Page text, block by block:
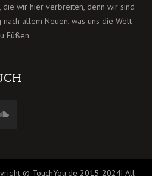
die wir hier verbreiten, denn wir sind
allem Neuen, was uns die Welt
Füßen.
© TouchYou.de 2015-2024| All